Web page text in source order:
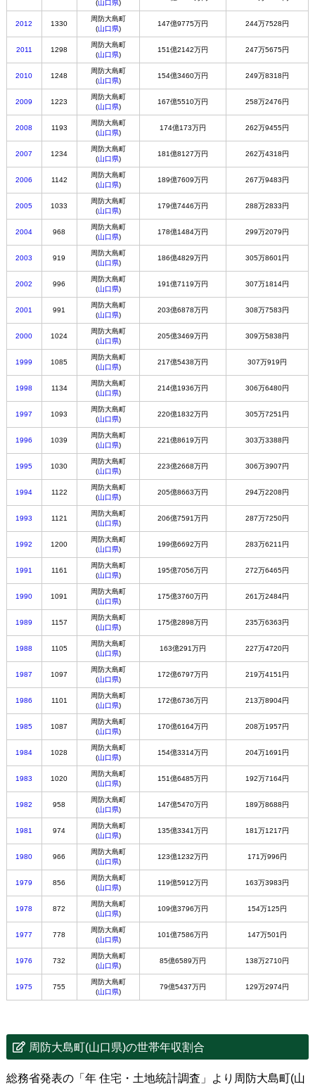
(山口県)
2012 1330
周防大島町
(山口県)
147億9775万円 244万7528円
2011 1298
周防大島町
(山口県)
151億2142万円 247万5675円
2010 1248
周防大島町
(山口県)
154億3460万円 249万8318円
2009 1223
周防大島町
(山口県)
167億5510万円 258万2476円
2008 1193
周防大島町
(山口県)
174億173万円 262万9455円
2007 1234
周防大島町
(山口県)
181億8127万円 262万4318円
2006 1142
周防大島町
(山口県)
189億7609万円 267万9483円
2005 1033
周防大島町
(山口県)
179億7446万円 288万2833円
2004 968
周防大島町
(山口県)
178億1484万円 299万2079円
2003 919
周防大島町
(山口県)
186億4829万円 305万8601円
2002 996
周防大島町
(山口県)
191億7119万円 307万1814円
2001 991
周防大島町
(山口県)
203億6878万円 308万7583円
2000 1024
周防大島町
(山口県)
205億3469万円 309万5838円
1999 1085
周防大島町
(山口県)
217億5438万円 307万919円
1998 1134
周防大島町
(山口県)
214億1936万円 306万6480円
1997 1093
周防大島町
(山口県)
220億1832万円 305万7251円
1996 1039
周防大島町
(山口県)
221億8619万円 303万3388円
1995 1030
周防大島町
(山口県)
223億2668万円 306万3907円
1994 1122
周防大島町
(山口県)
205億8663万円 294万2208円
1993 1121
周防大島町
(山口県)
206億7591万円 287万7250円
1992 1200
周防大島町
(山口県)
199億6692万円 283万6211円
1991 1161
周防大島町
(山口県)
195億7056万円 272万6465円
1990 1091
周防大島町
(山口県)
175億3760万円 261万2484円
1989 1157
周防大島町
(山口県)
175億2898万円 235万6363円
1988 1105
周防大島町
(山口県)
163億291万円 227万4720円
1987 1097
周防大島町
(山口県)
172億6797万円 219万4151円
1986 1101
周防大島町
(山口県)
172億6736万円 213万8904円
1985 1087
周防大島町
(山口県)
170億6164万円 208万1957円
1984 1028
周防大島町
(山口県)
154億3314万円 204万1691円
1983 1020
周防大島町
(山口県)
151億6485万円 192万7164円
1982 958
周防大島町
(山口県)
147億5470万円 189万8688円
1981 974
周防大島町
(山口県)
135億3341万円 181万1217円
1980 966
周防大島町
(山口県)
123億1232万円 171万996円
1979 856
周防大島町
(山口県)
119億5912万円 163万3983円
1978 872
周防大島町
(山口県)
109億3796万円 154万125円
1977 778
周防大島町
(山口県)
101億7586万円 147万501円
1976 732
周防大島町
(山口県)
85億6589万円 138万2710円
1975 755
周防大島町
(山口県)
79億5437万円 129万2974円
周防大島町(山口県)の世帯年収割合
総務省発表の「年 住宅・土地統計調査」より周防大島町(山